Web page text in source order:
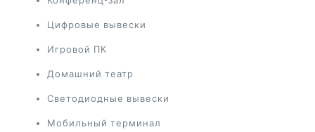
Цифровые вывески
Игровой ПК
Домашний театр
Светодиодные вывески
Мобильный терминал